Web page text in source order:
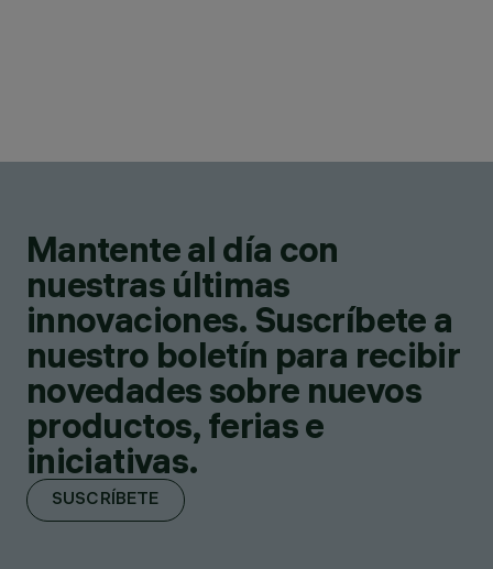
Mantente al día con
nuestras últimas
innovaciones. Suscríbete a
nuestro boletín para recibir
novedades sobre nuevos
productos, ferias e
iniciativas.
SUSCRÍBETE